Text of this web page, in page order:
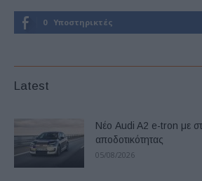
0 Υποστηρικτές
Latest
Νέο Audi A2 e-tron με
αποδοτικότητας
05/08/2026